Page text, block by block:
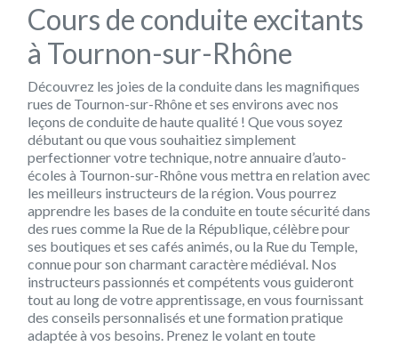
Cours de conduite excitants
à Tournon-sur-Rhône
Découvrez les joies de la conduite dans les magnifiques
rues de Tournon-sur-Rhône et ses environs avec nos
leçons de conduite de haute qualité ! Que vous soyez
débutant ou que vous souhaitiez simplement
perfectionner votre technique, notre annuaire d’auto-
écoles à Tournon-sur-Rhône vous mettra en relation avec
les meilleurs instructeurs de la région. Vous pourrez
apprendre les bases de la conduite en toute sécurité dans
des rues comme la Rue de la République, célèbre pour
ses boutiques et ses cafés animés, ou la Rue du Temple,
connue pour son charmant caractère médiéval. Nos
instructeurs passionnés et compétents vous guideront
tout au long de votre apprentissage, en vous fournissant
des conseils personnalisés et une formation pratique
adaptée à vos besoins. Prenez le volant en toute